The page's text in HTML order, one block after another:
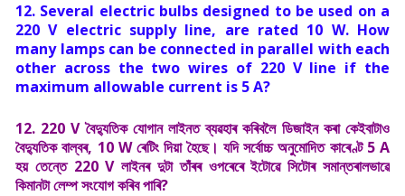
12. Several electric bulbs designed to be used on a
220 V electric supply line, are rated 10 W. How
many lamps can be connected in parallel with each
other across the two wires of 220 V line if the
maximum allowable current is 5 A?
12. 220 V বৈদ্যুতিক যোগান লাইনত ব্যৱহাৰ কৰিবলৈ ডিজাইন কৰা কেইবাটাও
বৈদ্যুতিক বাল্বৰ, 10 W ৰেটিং দিয়া হৈছে। যদি সৰ্বোচ্চ অনুমোদিত কাৰেণ্ট 5 A
হয় তেন্তে 220 V লাইনৰ দুটা তাঁৰৰ ওপৰেৰে ইটোৱে সিটোৰ সমান্তৰালভাৱে
কিমানটা লেম্প সংযোগ কৰিব পাৰি?